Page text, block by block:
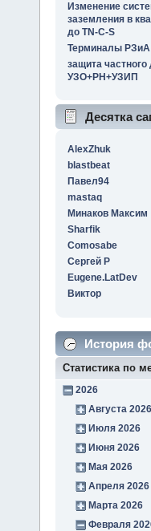
Изменение
заземления в
до TN-C-S
Терминалы РЗиА
защита частного
УЗО+РН+УЗИП
Десятка
AlexZhuk
blastbeat
Павел94
mastaq
Минаков Максим
Sharfik
Comosabe
Сергей Р
Eugene.LatDev
Виктор
История
Статистика по
2026
Августа 2026
Июля 2026
Июня 2026
Мая 2026
Апреля 2026
Марта 2026
Февраля